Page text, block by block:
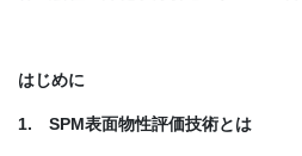
はじめに
1. SPM表面物性評価技術とは